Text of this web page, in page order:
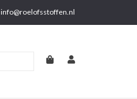
info@roelofsstoffen.nl